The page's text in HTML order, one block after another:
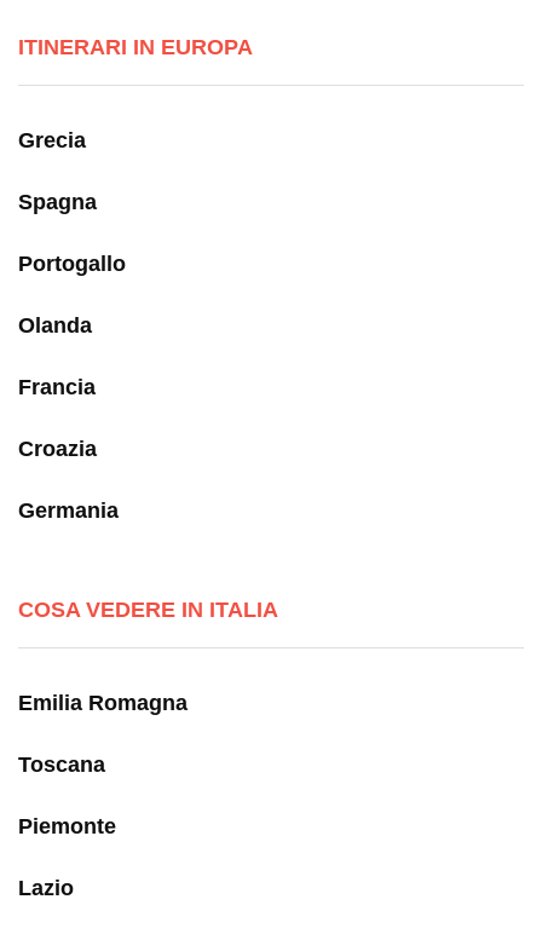
ITINERARI IN EUROPA
Grecia
Spagna
Portogallo
Olanda
Francia
Croazia
Germania
COSA VEDERE IN ITALIA
Emilia Romagna
Toscana
Piemonte
Lazio